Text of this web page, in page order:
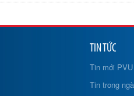
TIN TỨC
Tin mới PVU
Tin trong